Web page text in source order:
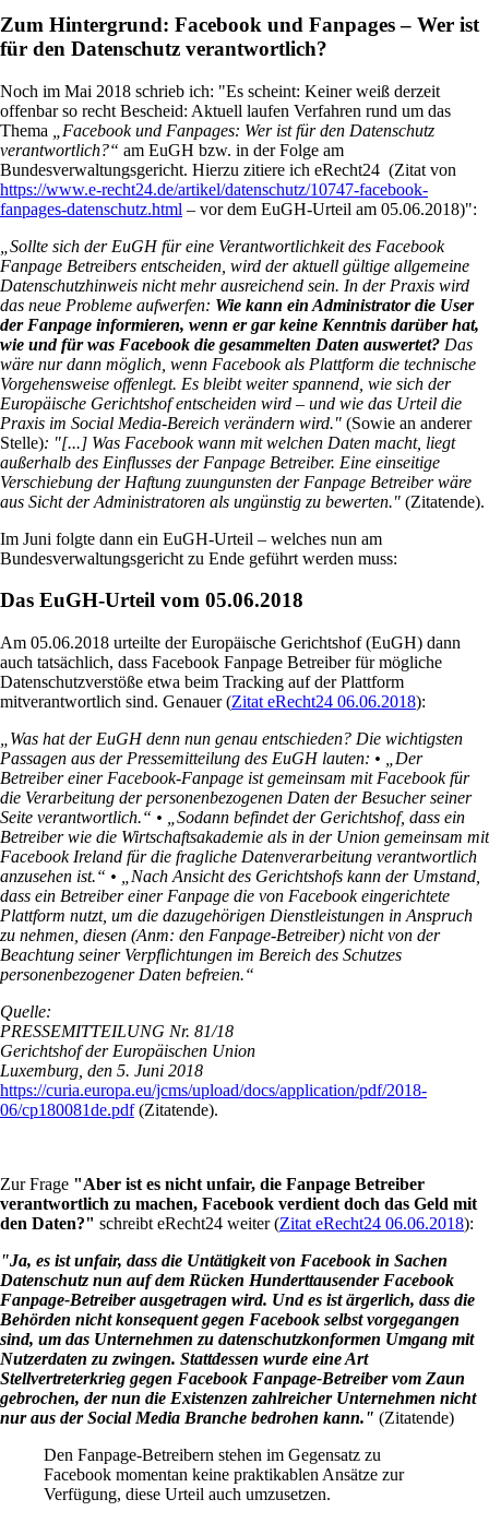
Zum Hintergrund: Facebook und Fanpages – Wer ist
für den Datenschutz verantwortlich?
Noch im Mai 2018 schrieb ich: "Es scheint: Keiner weiß derzeit
offenbar so recht Bescheid: Aktuell laufen Verfahren rund um das
Thema
„Facebook und Fanpages: Wer ist für den Datenschutz
verantwortlich?“ am EuGH bzw. in der Folge am
Bundesverwaltungsgericht. Hierzu zitiere ich eRecht24 (Zitat von
https://www.e-recht24.de/artikel/datenschutz/10747-facebook-
fanpages-datenschutz.html – vor dem EuGH-Urteil am 05.06.2018)":
„Sollte sich der EuGH für eine Verantwortlichkeit des Facebook
Fanpage Betreibers entscheiden, wird der aktuell gültige allgemeine
Datenschutzhinweis nicht mehr ausreichend sein. In der Praxis wird
das neue Probleme aufwerfen: Wie kann ein Administrator die User
der Fanpage informieren, wenn er gar keine Kenntnis darüber hat,
wie und für was Facebook die gesammelten Daten auswertet? Das
wäre nur dann möglich, wenn Facebook als Plattform die technische
Vorgehensweise offenlegt. Es bleibt weiter spannend, wie sich der
Europäische Gerichtshof entscheiden wird – und wie das Urteil die
Praxis im Social Media-Bereich verändern wird." (Sowie an anderer
Stelle): "[...] Was Facebook wann mit welchen Daten macht, liegt
außerhalb des Einflusses der Fanpage Betreiber. Eine einseitige
Verschiebung der Haftung zuungunsten der Fanpage Betreiber wäre
aus Sicht der Administratoren als ungünstig zu bewerten." (Zitatende).
Im Juni folgte dann ein EuGH-Urteil – welches nun am
Bundesverwaltungsgericht zu Ende geführt werden muss:
Das EuGH-Urteil vom 05.06.2018
Am 05.06.2018 urteilte der Europäische Gerichtshof (EuGH) dann
auch tatsächlich, dass Facebook Fanpage Betreiber für mögliche
Datenschutzverstöße etwa beim Tracking auf der Plattform
mitverantwortlich sind. Genauer (Zitat eRecht24 06.06.2018):
„Was hat der EuGH denn nun genau entschieden? Die wichtigsten
Passagen aus der Pressemitteilung des EuGH lauten: • „Der
Betreiber einer Facebook-Fanpage ist gemeinsam mit Facebook für
die Verarbeitung der personenbezogenen Daten der Besucher seiner
Seite verantwortlich.“ • „Sodann befindet der Gerichtshof, dass ein
Betreiber wie die Wirtschaftsakademie als in der Union gemeinsam mit
Facebook Ireland für die fragliche Datenverarbeitung verantwortlich
anzusehen ist.“ • „Nach Ansicht des Gerichtshofs kann der Umstand,
dass ein Betreiber einer Fanpage die von Facebook eingerichtete
Plattform nutzt, um die dazugehörigen Dienstleistungen in Anspruch
zu nehmen, diesen (Anm: den Fanpage-Betreiber) nicht von der
Beachtung seiner Verpflichtungen im Bereich des Schutzes
personenbezogener Daten befreien.“
Quelle:
PRESSEMITTEILUNG Nr. 81/18
Gerichtshof der Europäischen Union
Luxemburg, den 5. Juni 2018
https://curia.europa.eu/jcms/upload/docs/application/pdf/2018-
06/cp180081de.pdf(Zitatende).
Zur Frage "Aber ist es nicht unfair, die Fanpage Betreiber
verantwortlich zu machen, Facebook verdient doch das Geld mit
den Daten?" schreibt eRecht24 weiter (Zitat eRecht24 06.06.2018):
"Ja, es ist unfair, dass die Untätigkeit von Facebook in Sachen
Datenschutz nun auf dem Rücken Hunderttausender Facebook
Fanpage-Betreiber ausgetragen wird. Und es ist ärgerlich, dass die
Behörden nicht konsequent gegen Facebook selbst vorgegangen
sind, um das Unternehmen zu datenschutzkonformen Umgang mit
Nutzerdaten zu zwingen. Stattdessen wurde eine Art
Stellvertreterkrieg gegen Facebook Fanpage-Betreiber vom Zaun
gebrochen, der nun die Existenzen zahlreicher Unternehmen nicht
nur aus der Social Media Branche bedrohen kann." (Zitatende)
Den Fanpage-Betreibern stehen im Gegensatz zu
Facebook momentan keine praktikablen Ansätze zur
Verfügung, diese Urteil auch umzusetzen.